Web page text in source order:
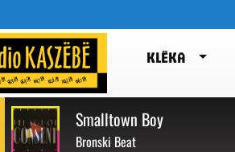
KLËKA
Smalltown Boy
Bronski Beat